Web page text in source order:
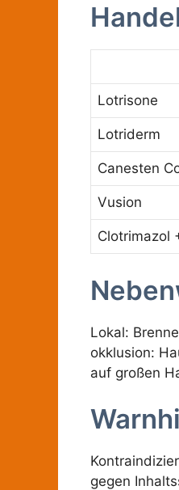
Lotrisone
Lotriderm
Canesten
Vusion
Clotrimazol
Lokal:
okklusion:
auf großen
gegen